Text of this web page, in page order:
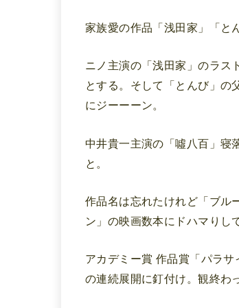
家族愛の作品「浅田家」「と
ニノ主演の「浅田家」のラス
とする。そして「とんび」の
にジーーーン。
中井貴一主演の「噓八百」寝
と。
作品名は忘れたけれど「ブル
ン」の映画数本にドハマりし
アカデミー賞 作品賞「パラサ
の連続展開に釘付け。観終わ